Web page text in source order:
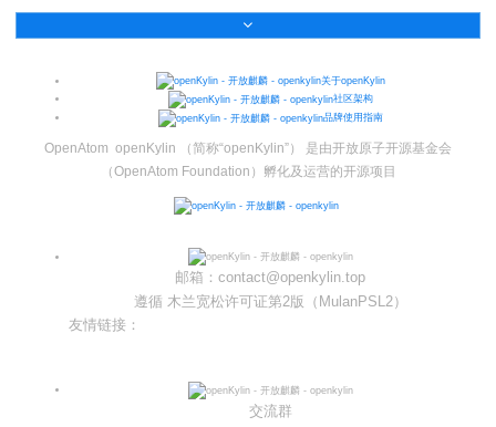
关于openKylin
社区架构
品牌使用指南
OpenAtom openKylin （简称“openKylin”） 是由开放原子开源基金会
（OpenAtom Foundation）孵化及运营的开源项目
邮箱：contact@openkylin.top
遵循 木兰宽松许可证第2版（MulanPSL2）
友情链接：
交流群